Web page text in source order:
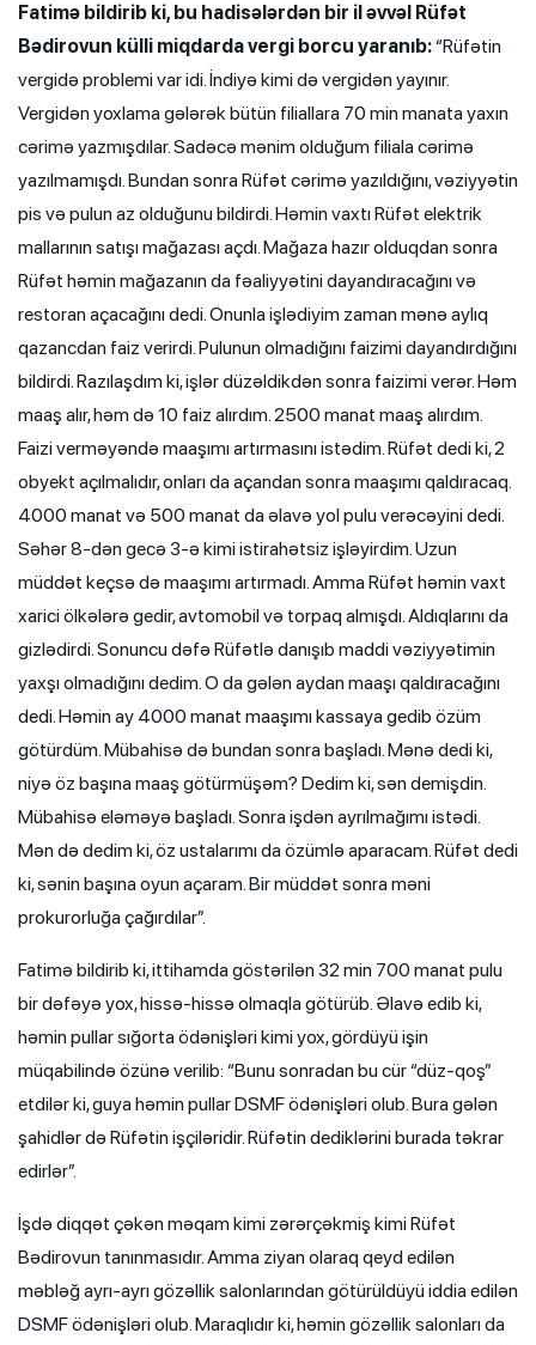
Fatimə bildirib ki, bu hadisələrdən bir il əvvəl Rüfət
Bədirovun külli miqdarda vergi borcu yaranıb:“Rüfətin
vergidə problemi var idi. İndiyə kimi də vergidən yayınır.
Vergidən yoxlama gələrək bütün filiallara 70 min manata yaxın
cərimə yazmışdılar. Sadəcə mənim olduğum filiala cərimə
yazılmamışdı. Bundan sonra Rüfət cərimə yazıldığını, vəziyyətin
pis və pulun az olduğunu bildirdi. Həmin vaxtı Rüfət elektrik
mallarının satışı mağazası açdı. Mağaza hazır olduqdan sonra
Rüfət həmin mağazanın da fəaliyyətini dayandıracağını və
restoran açacağını dedi. Onunla işlədiyim zaman mənə aylıq
qazancdan faiz verirdi. Pulunun olmadığını faizimi dayandırdığını
bildirdi. Razılaşdım ki, işlər düzəldikdən sonra faizimi verər. Həm
maaş alır, həm də 10 faiz alırdım. 2500 manat maaş alırdım.
Faizi verməyəndə maaşımı artırmasını istədim. Rüfət dedi ki, 2
obyekt açılmalıdır, onları da açandan sonra maaşımı qaldıracaq.
4000 manat və 500 manat da əlavə yol pulu verəcəyini dedi.
Səhər 8-dən gecə 3-ə kimi istirahətsiz işləyirdim. Uzun
müddət keçsə də maaşımı artırmadı. Amma Rüfət həmin vaxt
xarici ölkələrə gedir, avtomobil və torpaq almışdı. Aldıqlarını da
gizlədirdi. Sonuncu dəfə Rüfətlə danışıb maddi vəziyyətimin
yaxşı olmadığını dedim. O da gələn aydan maaşı qaldıracağını
dedi. Həmin ay 4000 manat maaşımı kassaya gedib özüm
götürdüm. Mübahisə də bundan sonra başladı. Mənə dedi ki,
niyə öz başına maaş götürmüşəm? Dedim ki, sən demişdin.
Mübahisə eləməyə başladı. Sonra işdən ayrılmağımı istədi.
Mən də dedim ki, öz ustalarımı da özümlə aparacam. Rüfət dedi
ki, sənin başına oyun açaram. Bir müddət sonra məni
prokurorluğa çağırdılar”.
Fatimə bildirib ki, ittihamda göstərilən 32 min 700 manat pulu
bir dəfəyə yox, hissə-hissə olmaqla götürüb. Əlavə edib ki,
həmin pullar sığorta ödənişləri kimi yox, gördüyü işin
müqabilində özünə verilib: “Bunu sonradan bu cür “düz-qoş”
etdilər ki, guya həmin pullar DSMF ödənişləri olub. Bura gələn
şahidlər də Rüfətin işçiləridir. Rüfətin dediklərini burada təkrar
edirlər”.
İşdə diqqət çəkən məqam kimi zərərçəkmiş kimi Rüfət
Bədirovun tanınmasıdır. Amma ziyan olaraq qeyd edilən
məbləğ ayrı-ayrı gözəllik salonlarından götürüldüyü iddia edilən
DSMF ödənişləri olub. Maraqlıdır ki, həmin gözəllik salonları da